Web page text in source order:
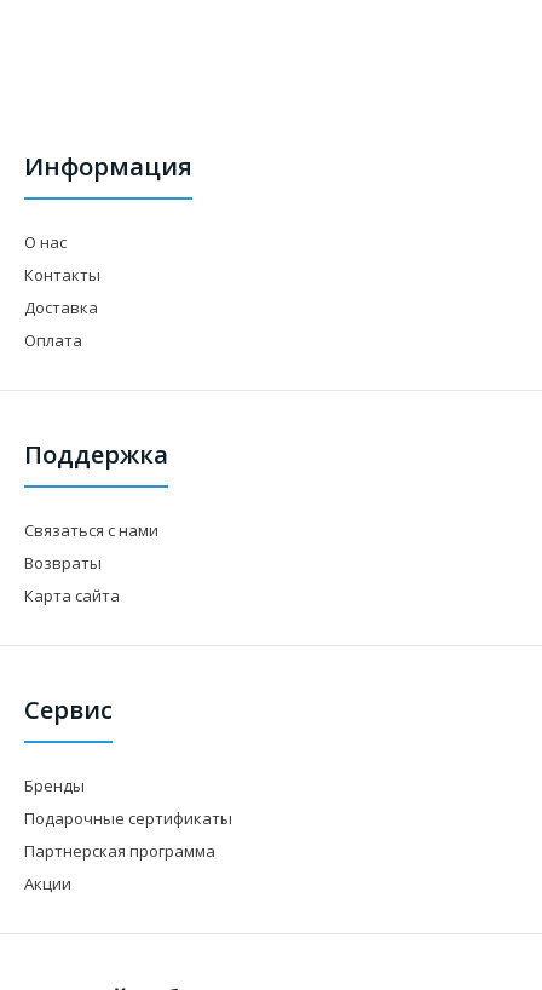
Информация
О нас
Контакты
Доставка
Оплата
Поддержка
Связаться с нами
Возвраты
Карта сайта
Сервис
Бренды
Подарочные сертификаты
Партнерская программа
Акции